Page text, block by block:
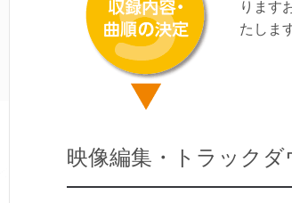
ります
たしま
映像編集・トラック